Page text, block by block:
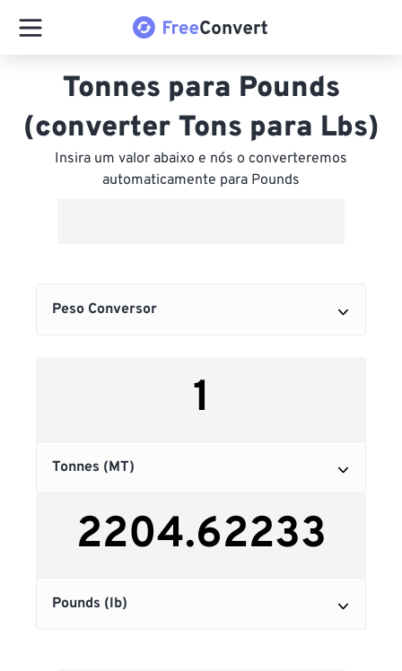
Tonnes para Pounds
(converter Tons para Lbs)
Insira um valor abaixo e nós o converteremos
automaticamente para Pounds